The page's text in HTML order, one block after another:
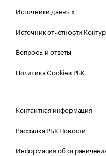
Источники данных
Источник отчетности
Вопросы и ответы
Политика Cookies РБК
Контактная информация
Рассылка РБК Новости
Информация об